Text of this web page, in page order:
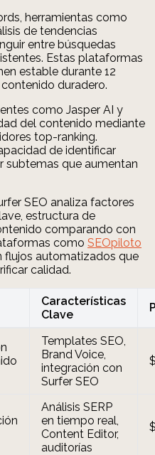
herramientas como
de tendencias
entre búsquedas
Estas plataformas
estable durante 12
duradero.
como Jasper AI y
del contenido mediante
top-ranking.
de identificar
subtemas que aumentan
SEO analiza factores
estructura de
comparando con
como SEOpiloto
flujos automatizados que
calidad.
Características
Clave
Templates SEO,
Brand Voice,
integración con
Surfer SEO
Análisis SERP
en tiempo real,
Content Editor,
auditorías